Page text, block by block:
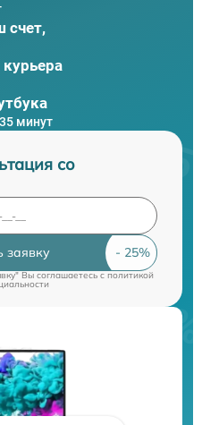
счет,
минут
со
заявку
Вы соглашаетесь cполитикой